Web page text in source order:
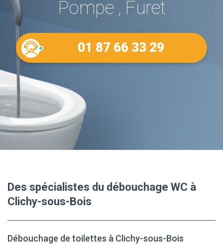
Pompe , Furet
01 87 66 33 29
Des spécialistes du débouchage WC à
Clichy-sous-Bois
Débouchage de toilettes à Clichy-sous-Bois